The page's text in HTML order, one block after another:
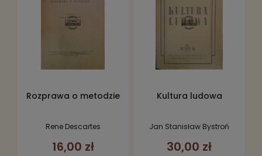
Rozprawa o metodzie
Rene Descartes
16,00 zł
Kultura ludowa
Jan Stanisław Bystroń
30,00 zł